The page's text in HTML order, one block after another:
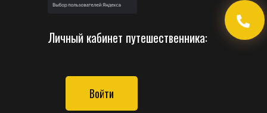
Личный кабинет путешественника:
Войти